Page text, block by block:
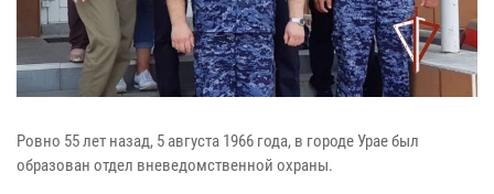
Ровно 55 лет назад, 5 августа 1966 года, в городе Урае был
образован отдел вневедомственной охраны.